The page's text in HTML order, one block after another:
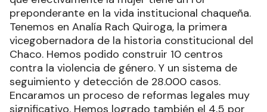
preponderante en la vida institucional chaqueña.
Tenemos en Analía Rach Quiroga, la primera
vicegobernadora de la historia constitucional del
Chaco. Hemos podido construir 10 centros
contra la violencia de género. Y un sistema de
seguimiento y detección de 28.000 casos.
Encaramos un proceso de reformas legales muy
significativo. Hemos logrado también el 4,5 por